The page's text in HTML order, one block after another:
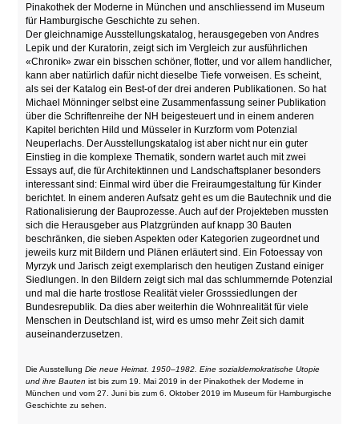
Pinakothek der Moderne in München und anschliessend im Museum
für Hamburgische Geschichte zu sehen.
Der gleichnamige Ausstellungskatalog, herausgegeben von Andres
Lepik und der Kuratorin, zeigt sich im Vergleich zur ausführlichen
«Chronik» zwar ein bisschen schöner, flotter, und vor allem handlicher,
kann aber natürlich dafür nicht dieselbe Tiefe vorweisen. Es scheint,
als sei der Katalog ein Best-of der drei anderen Publikationen. So hat
Michael Mönninger selbst eine Zusammenfassung seiner Publikation
über die Schriftenreihe der NH beigesteuert und in einem anderen
Kapitel berichten Hild und Müsseler in Kurzform vom Potenzial
Neuperlachs. Der Ausstellungskatalog ist aber nicht nur ein guter
Einstieg in die komplexe Thematik, sondern wartet auch mit zwei
Essays auf, die für Architektinnen und Landschaftsplaner besonders
interessant sind: Einmal wird über die Freiraumgestaltung für Kinder
berichtet. In einem anderen Aufsatz geht es um die Bautechnik und die
Rationalisierung der Bauprozesse. Auch auf der Projekteben mussten
sich die Herausgeber aus Platzgründen auf knapp 30 Bauten
beschränken, die sieben Aspekten oder Kategorien zugeordnet und
jeweils kurz mit Bildern und Plänen erläutert sind. Ein Fotoessay von
Myrzyk und Jarisch zeigt exemplarisch den heutigen Zustand einiger
Siedlungen. In den Bildern zeigt sich mal das schlummernde Potenzial
und mal die harte trostlose Realität vieler Grosssiedlungen der
Bundesrepublik. Da dies aber weiterhin die Wohnrealität für viele
Menschen in Deutschland ist, wird es umso mehr Zeit sich damit
auseinanderzusetzen.
Die AusstellungDie neue Heimat. 1950–1982. Eine sozialdemokratische Utopie
und ihre Bautenist bis zum 19. Mai 2019 in der Pinakothek der Moderne in
München und vom 27. Juni bis zum 6. Oktober 2019 im Museum für Hamburgische
Geschichte zu sehen.